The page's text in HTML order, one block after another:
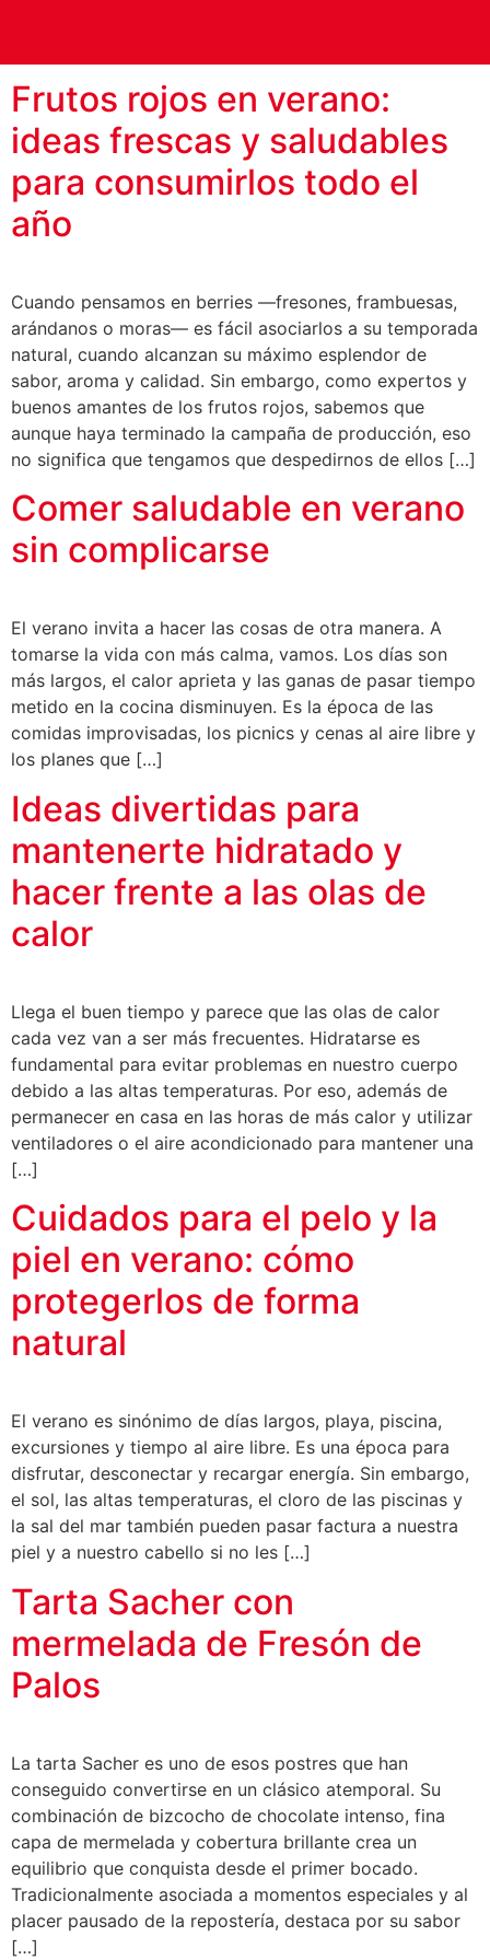
Frutos rojos en verano:
ideas frescas y saludables
para consumirlos todo el
año
Cuando pensamos en berries —fresones, frambuesas,
arándanos o moras— es fácil asociarlos a su temporada
natural, cuando alcanzan su máximo esplendor de
sabor, aroma y calidad. Sin embargo, como expertos y
buenos amantes de los frutos rojos, sabemos que
aunque haya terminado la campaña de producción, eso
no significa que tengamos que despedirnos de ellos […]
Comer saludable en verano
sin complicarse
El verano invita a hacer las cosas de otra manera. A
tomarse la vida con más calma, vamos. Los días son
más largos, el calor aprieta y las ganas de pasar tiempo
metido en la cocina disminuyen. Es la época de las
comidas improvisadas, los picnics y cenas al aire libre y
los planes que […]
Ideas divertidas para
mantenerte hidratado y
hacer frente a las olas de
calor
Llega el buen tiempo y parece que las olas de calor
cada vez van a ser más frecuentes. Hidratarse es
fundamental para evitar problemas en nuestro cuerpo
debido a las altas temperaturas. Por eso, además de
permanecer en casa en las horas de más calor y utilizar
ventiladores o el aire acondicionado para mantener una
[…]
Cuidados para el pelo y la
piel en verano: cómo
protegerlos de forma
natural
El verano es sinónimo de días largos, playa, piscina,
excursiones y tiempo al aire libre. Es una época para
disfrutar, desconectar y recargar energía. Sin embargo,
el sol, las altas temperaturas, el cloro de las piscinas y
la sal del mar también pueden pasar factura a nuestra
piel y a nuestro cabello si no les […]
Tarta Sacher con
mermelada de Fresón de
Palos
La tarta Sacher es uno de esos postres que han
conseguido convertirse en un clásico atemporal. Su
combinación de bizcocho de chocolate intenso, fina
capa de mermelada y cobertura brillante crea un
equilibrio que conquista desde el primer bocado.
Tradicionalmente asociada a momentos especiales y al
placer pausado de la repostería, destaca por su sabor
[…]